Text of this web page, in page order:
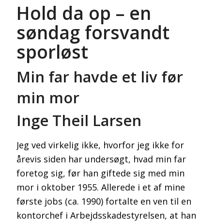
Hold da op – en
søndag forsvandt
sporløst
Min far havde et liv før
min mor
Inge Theil Larsen
Jeg ved virkelig ikke, hvorfor jeg ikke for
årevis siden har undersøgt, hvad min far
foretog sig, før han giftede sig med min
mor i oktober 1955. Allerede i et af mine
første jobs (ca. 1990) fortalte en ven til en
kontorchef i Arbejdsskadestyrelsen, at han